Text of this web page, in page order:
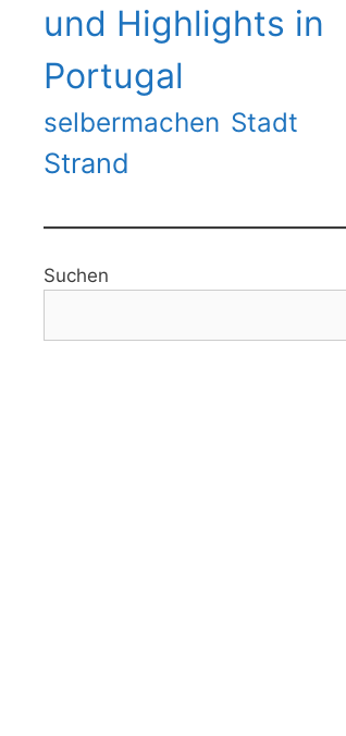
und Highlights in
Portugal
selbermachen Stadt
Strand
Suchen